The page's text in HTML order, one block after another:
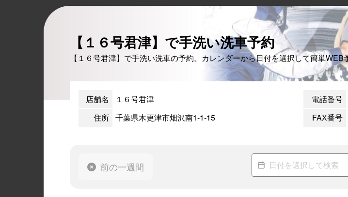
【１６号君津】で手洗い洗車予約
【１６号君津】で手洗い洗車の予約。カレンダーから日付を選択して簡単WEB
店舗名
１６号君津
住所 千葉県木更津市畑沢南1-1-15
電話番号
FAX番号
前の一週間